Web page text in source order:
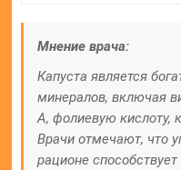
Мнение врача:
Капуста является
минералов, включая
А, фолиевую кислоту,
Врачи отмечают, что
рационе